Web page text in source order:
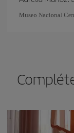
Museo Nacional